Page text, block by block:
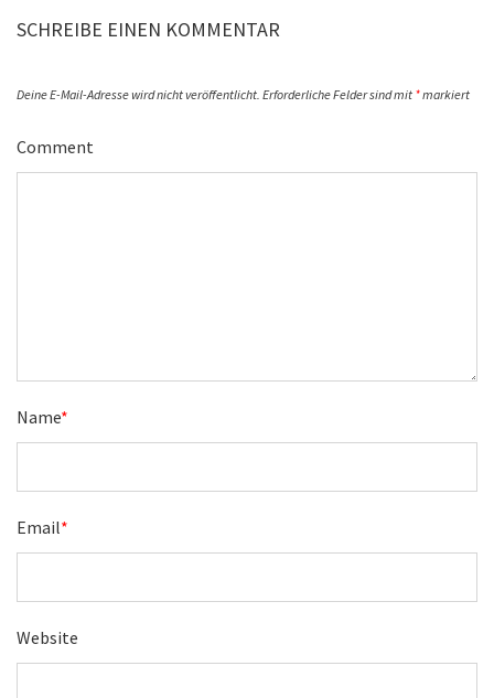
SCHREIBE EINEN KOMMENTAR
Deine E-Mail-Adresse wird nicht veröffentlicht. Erforderliche Felder sind mit *markiert
Comment
Name*
Email*
Website